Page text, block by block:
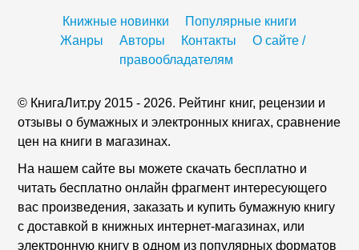
Книжные новинки
Популярные книги
Жанры
Авторы Контакты
О сайте /
правообладателям
© КнигаЛит.ру 2015 - 2026. Рейтинг книг, рецензии и
отзывы о бумажных и электронных книгах, сравнение
цен на книги в магазинах.
На нашем сайте вы можете скачать бесплатно и
читать бесплатно онлайн фрагмент интересующего
вас произведения, заказать и купить бумажную книгу
с доставкой в книжных интернет-магазинах, или
электронную книгу в одном из популярных форматов